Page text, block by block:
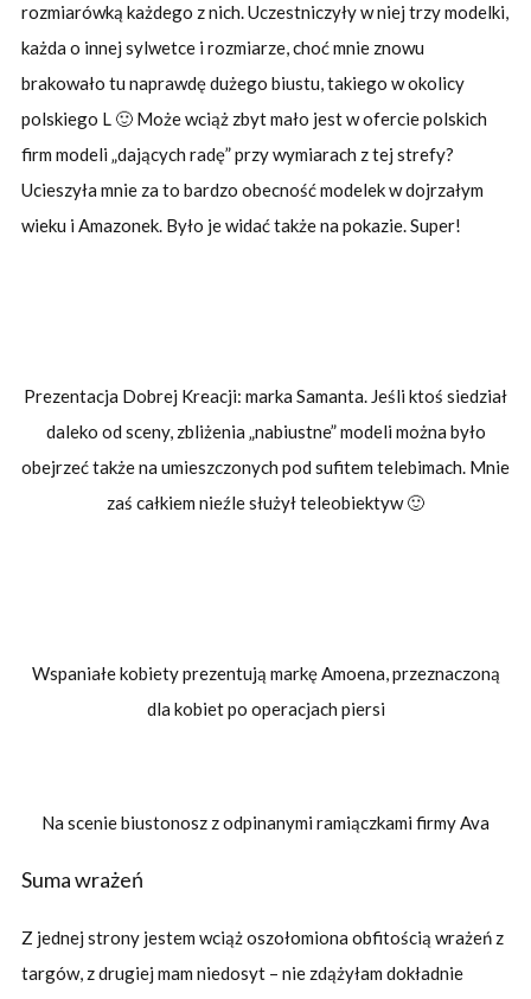
rozmiarówką każdego z nich. Uczestniczyły w niej trzy modelki,
każda o innej sylwetce i rozmiarze, choć mnie znowu
brakowało tu naprawdę dużego biustu, takiego w okolicy
polskiego L 🙂 Może wciąż zbyt mało jest w ofercie polskich
firm modeli „dających radę” przy wymiarach z tej strefy?
Ucieszyła mnie za to bardzo obecność modelek w dojrzałym
wieku i Amazonek. Było je widać także na pokazie. Super!
Prezentacja Dobrej Kreacji: marka Samanta. Jeśli ktoś siedział
daleko od sceny, zbliżenia „nabiustne” modeli można było
obejrzeć także na umieszczonych pod sufitem telebimach. Mnie
zaś całkiem nieźle służył teleobiektyw 🙂
Wspaniałe kobiety prezentują markę Amoena, przeznaczoną
dla kobiet po operacjach piersi
Na scenie biustonosz z odpinanymi ramiączkami firmy Ava
Suma wrażeń
Z jednej strony jestem wciąż oszołomiona obfitością wrażeń z
targów, z drugiej mam niedosyt – nie zdążyłam dokładnie